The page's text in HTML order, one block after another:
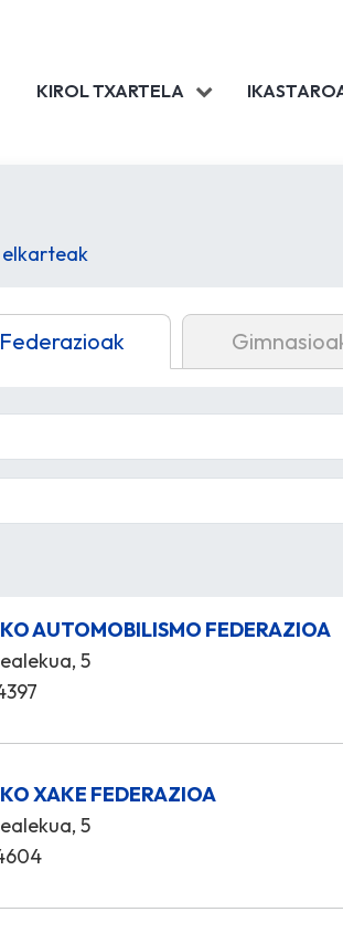
KIROL TXARTELA
elkarteak
Federazioak
AUTOMOBILISMO FEDERAZIOA
5
XAKE FEDERAZIOA
5